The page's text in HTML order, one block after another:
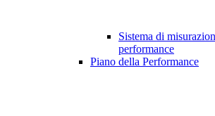
Sistema di
performance
Piano della Performance